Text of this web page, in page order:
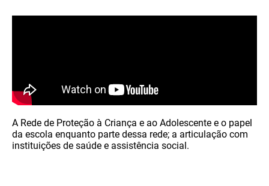
A Rede de Proteção à Criança e ao Adolescente e o papel
da escola enquanto parte dessa rede; a articulação com
instituições de saúde e assistência social.